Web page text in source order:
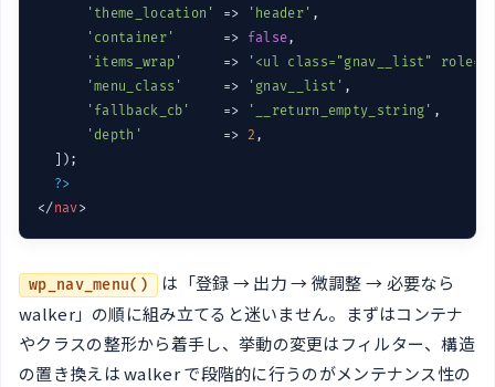
'theme_location'
=> 'header' ,
'container'
      =>
false,
'items_wrap'
     =>
'<ul class="gnav__list"
'menu_class'
     =>
'gnav__list' ,
'fallback_cb'
    =>
'__return_empty_string' ,
'depth'
          =>
2 ,
  ]);
?>
</nav>
wp_nav_menu()
は「登録 → 出力 → 微調整 → 必要なら
walker」の順に組み立てると迷いません。まずはコンテナ
やクラスの整形から着手し、挙動の変更はフィルター、構造
の置き換えは walker で段階的に行うのがメンテナンス性の